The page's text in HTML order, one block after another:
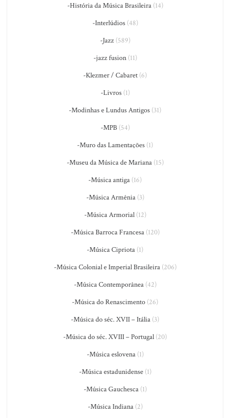
-História da Música Brasileira(14)
-Interlúdios(48)
-Jazz(589)
-jazz fusion(11)
-Klezmer / Cabaret (6)
-Livros(1)
-Modinhas e Lundus Antigos (31)
-MPB(54)
-Muro das Lamentações (1)
-Museu da Música de Mariana(15)
-Música antiga (16)
-Música Armênia(3)
-Música Armorial(12)
-Música Barroca Francesa(120)
-Música Cipriota (1)
-Música Colonial e Imperial Brasileira(206)
-Música Contemporânea(42)
-Música do Renascimento (26)
-Música do séc. XVII – Itália (3)
-Música do séc. XVIII – Portugal (20)
-Música eslovena(1)
-Música estadunidense(1)
-Música Gauchesca(1)
-Música Indiana(2)